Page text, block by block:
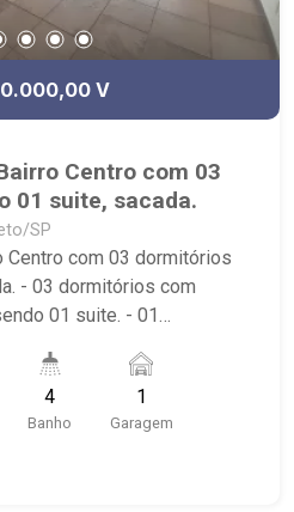
V
Centro com 03
01 suite, sacada.
SP
Centro com 03 dormitórios
- 01 banheiro
- 01 vaga de garagem. -
Coc, Catedral, Casa
4
Banho
1
Garagem